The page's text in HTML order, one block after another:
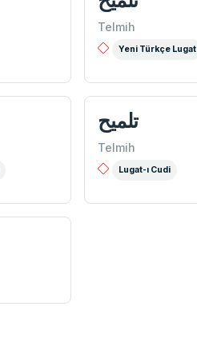
Telmih
Yeni Türkçe Lugat
تلمیح
Telmih
Lugat-ı Cudi